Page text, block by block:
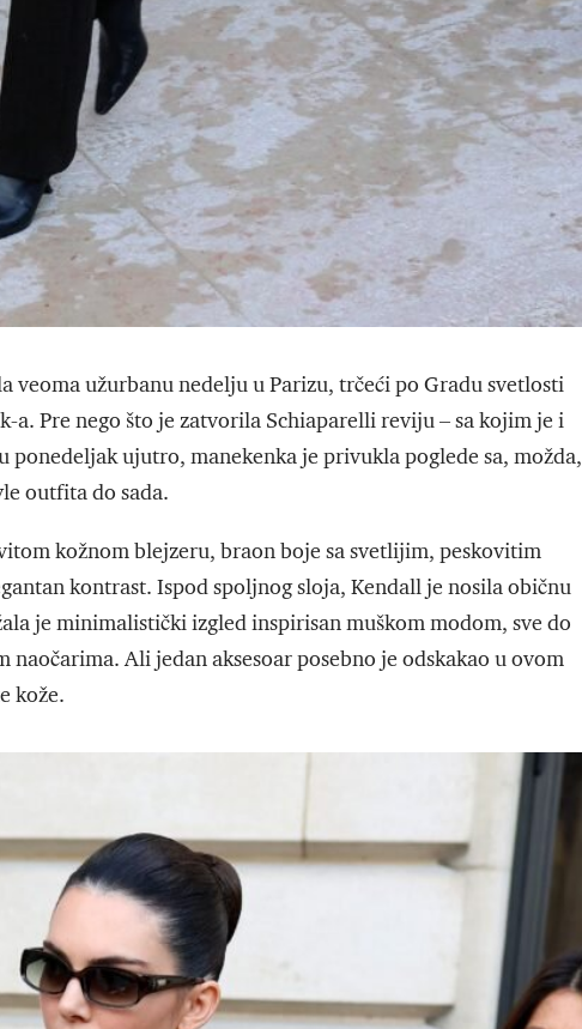
veoma užurbanu nedelju u Parizu, trčeći po Gradu svetlosti
a. Pre nego što je zatvorila Schiaparelli reviju – sa kojim je i
ponedeljak ujutro, manekenka je privukla poglede sa, možda,
outfita do sada.
kožnom blejzeru, braon boje sa svetlijim, peskovitim
kontrast. Ispod spoljnog sloja, Kendall je nosila običnu
je minimalistički izgled inspirisan muškom modom, sve do
Ali jedan aksesoar posebno je odskakao u ovom
kože.